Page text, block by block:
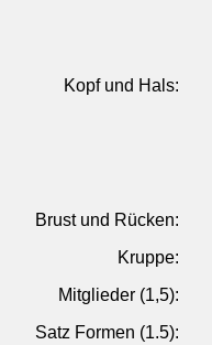
Kopf und Hals:
Brust und Rücken:
Kruppe:
Mitglieder (1,5):
Satz Formen (1.5):